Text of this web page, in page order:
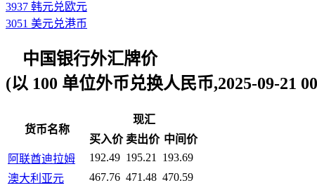
3937 韩元兑欧元
3051 美元兑港币
中国银行外汇牌价
(以 100 单位外币兑换人民币,2025-09-21
货币名称
现汇
买入价 卖出价 中间价
阿联酋迪拉姆
192.49 195.21
193.69
澳大利亚元
467.76 471.48 470.59